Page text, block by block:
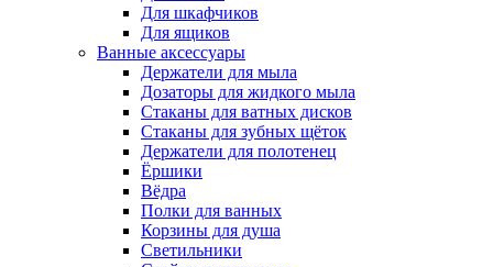
Для шкафчиков
Для ящиков
Ванные аксессуары
Держатели для мыла
Дозаторы для жидкого мыла
Стаканы для ватных дисков
Стаканы для зубных щёток
Держатели для полотенец
Ёршики
Вёдра
Полки для ванных
Корзины для душа
Светильники